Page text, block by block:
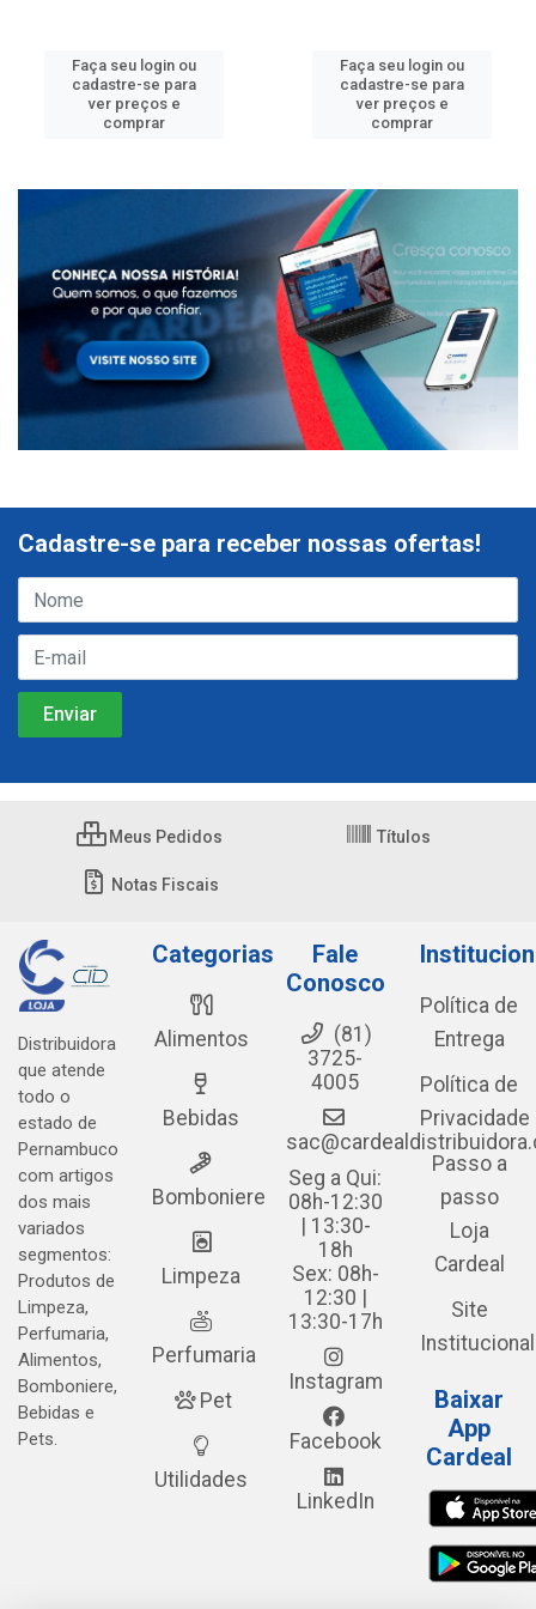
Faça seu login ou
cadastre-se para
ver preços e
comprar
Faça seu login ou
cadastre-se para
ver preços e
comprar
Cadastre-se para receber nossas ofertas!
Meus Pedidos Títulos
Notas Fiscais
Distribuidora
que atende
todo o
estado de
Pernambuco
com artigos
dos mais
variados
segmentos:
Produtos de
Limpeza,
Perfumaria,
Alimentos,
Bomboniere,
Bebidas e
Pets.
Categorias
Alimentos
Bebidas
Bomboniere
Limpeza
Perfumaria
Pet
Utilidades
Fale
Conosco
(81)
3725-
4005
Seg a Qui:
08h-12:30
| 13:30-
18h
Sex: 08h-
12:30 |
13:30-17h
Instagram
Facebook
LinkedIn
Política de
Entrega
Política de
Privacidade
Passo a
passo
Loja
Cardeal
Site
Institucional
Baixar
App
Cardeal